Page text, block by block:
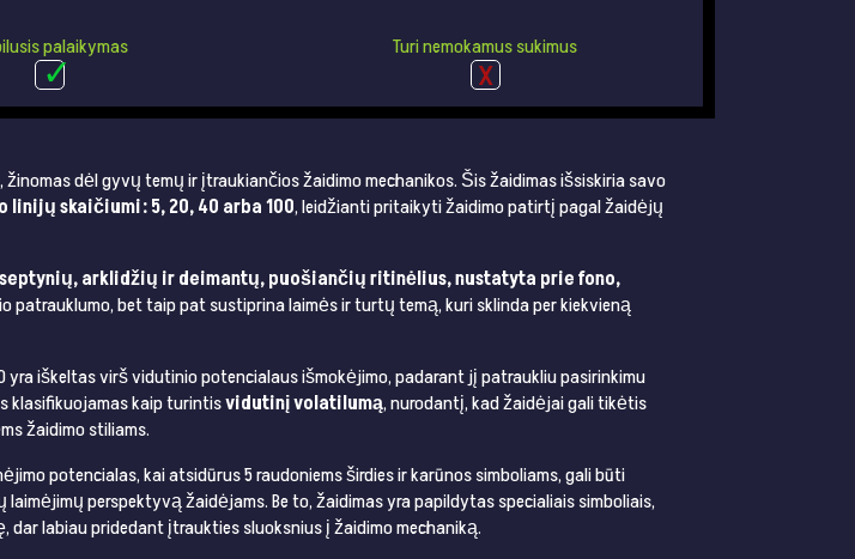
palaikymas Turi nemokamus sukimus
, žinomas dėl gyvų temų ir įtraukiančios žaidimo mechanikos. Šis žaidimas išsiskiria savo
linijų skaičiumi: 5, 20, 40 arba 100, leidžianti pritaikyti žaidimo patirtį pagal žaidėjų
arklidžių ir deimantų, puošiančių ritinėlius, nustatyta prie fono,
patrauklumo, bet taip pat sustiprina laimės ir turtų temą, kuri sklinda per kiekvieną
yra iškeltas virš vidutinio potencialaus išmokėjimo, padarant jį patraukliu pasirinkimu
klasifikuojamas kaip turintisvidutinį volatilumą, nurodantį, kad žaidėjai gali tikėtis
žaidimo stiliams​​.
potencialas, kai atsidūrus 5 raudoniems širdies ir karūnos simboliams, gali būti
perspektyvą žaidėjams​​. Be to, žaidimas yra papildytas specialiais simboliais,
labiau pridedant įtraukties sluoksnius į žaidimo mechaniką​​.